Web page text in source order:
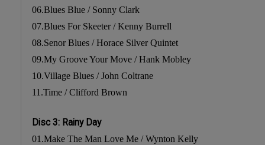
06.Blues Blue / Sonny Clark
07.Blues For Skeeter / Kenny Burrell
08.Senor Blues / Horace Silver Quintet
09.My Groove Your Move / Hank Mobley
10.Village Blues / John Coltrane
11.Time / Clifford Brown
Disc 3: Rainy Day
01.Make The Man Love Me / Wynton Kelly